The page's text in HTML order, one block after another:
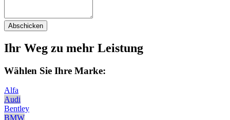
Abschicken
Ihr Weg zu mehr Leistung
Wählen Sie Ihre Marke:
Alfa
Audi
Bentley
BMW